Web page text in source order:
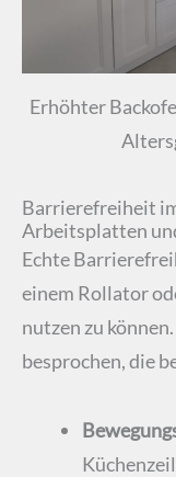
Erhöhter
Barrierefreiheit
Arbeitsplatten
Echte
einem Rollator
nutzen zu
besprochen, die